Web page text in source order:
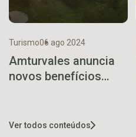
Turismo06 ago 2024
Amturvales anuncia
novos benefícios
Ver todos conteúdos